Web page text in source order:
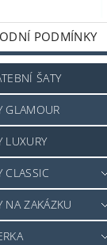
PODMÍNKY
ŠATY
GLAMOUR
LUXURY
CLASSIC
NA ZAKÁZKU